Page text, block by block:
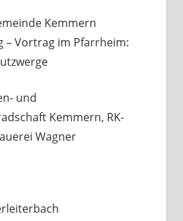
Kemmern
– Vortrag im Pfarrheim:
und
Kemmern, RK-
Wagner